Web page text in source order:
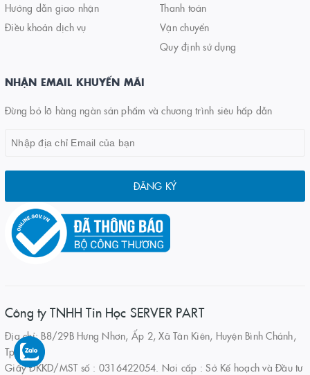
Hướng dẫn giao nhận
Điều khoản dịch vụ
Thanh toán
Vận chuyển
Quy định sử dụng
NHẬN EMAIL KHUYẾN MÃI
Đừng bỏ lỡ hàng ngàn sản phẩm và chương trình siêu hấp dẫn
ĐĂNG KÝ
Công ty TNHH Tin Học SERVER PART
Địa chỉ: B8/29B Hưng Nhơn, Ấp 2, Xã Tân Kiên, Huyện Bình Chánh,
Tp.HCM
Giấy ĐKKD/MST số : 0316422054. Nơi cấp : Sở Kế hoạch và Đầu tư